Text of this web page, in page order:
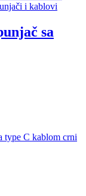
i kablovi
sa
type C kablom crni